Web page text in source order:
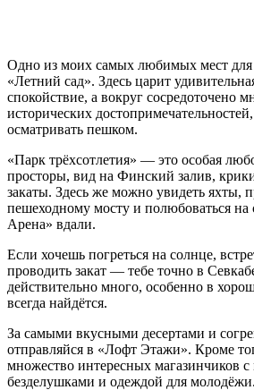
Одно из моих самых любимых мест
«Летний сад». Здесь царит
спокойствие, а вокруг сосредоточено
исторических
осматривать пешком.
«Парк трёхсотлетия» — это особая
просторы, вид на Финский залив,
закаты. Здесь же можно увидеть яхты,
пешеходному мосту и полюбоваться на
Арена» вдали.
Если хочешь погреться на солнце,
проводить закат — тебе точно в
действительно много, особенно в
всегда найдётся.
За самыми вкусными десертами и
отправляйся в «Лофт Этажи». Кроме
множество интересных магазинчиков
безделушками и одеждой для молодёжи.